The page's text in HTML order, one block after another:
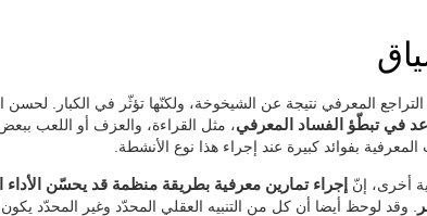
التراجع المعرفي نتيجة عن الشيخوخة، ولكنّها تؤثّر في الكبار.
في تبطّؤ الفساد المعرفي، مثل القراءة، والعزف أو اللعب
المعرفية بفوائد كبيرة عند إجراء هذا نوع الأنشطة.
أخرى، إنّ إجراء تمارين معرفية بطريقة منظمة قد يحسّن الأداء
. وقد لوحظ أيضا أن كل من التنبيه العقلي المحدّد وغير المحدّد يكون